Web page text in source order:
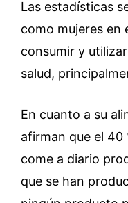
Las estadísticas
como mujeres en
consumir y
salud,
En cuanto a su
afirman que el 40
come a diario
que se han